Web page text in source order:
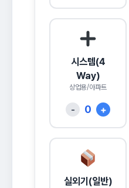
시스템(4
Way)
상업용/아파트
- 0 +
실외기(일반)